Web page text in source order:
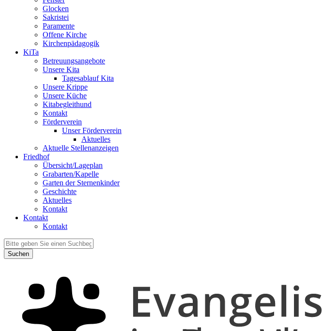
Glocken
Sakristei
Paramente
Offene Kirche
Kirchenpädagogik
KiTa
Betreuungsangebote
Unsere Kita
Tagesablauf Kita
Unsere Krippe
Unsere Küche
Kitabegleithund
Kontakt
Förderverein
Unser Förderverein
Aktuelles
Aktuelle Stellenanzeigen
Friedhof
Übersicht/Lageplan
Grabarten/Kapelle
Garten der Sternenkinder
Geschichte
Aktuelles
Kontakt
Kontakt
Kontakt
Suchen